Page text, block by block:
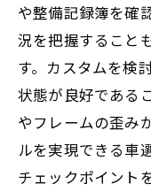
や整備記録簿を確
況を把握すること
す。カスタムを検
状態が良好である
やフレームの歪み
ルを実現できる車
チェックポイント